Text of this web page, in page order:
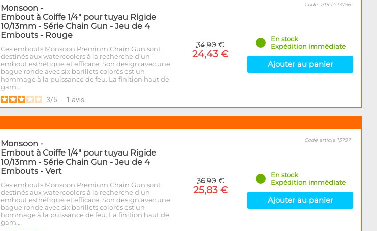
Monsoon -
Embout à Coiffe 1/4" pour tuyau Rigide
10/13mm - Série Chain Gun - Jeu de 4
Embouts - Rouge
Ces embouts Monsoon Premium Chain Gun sont
destinés aux watercoolers à la recherche d'un
embout esthétique et efficace. Son design avec une
bague ronde avec six barillets colorés est un
hommage à la puissance de feu. La finition haut de
gam…
3/5 - 1 avis
34,90 €
24,43 €
Code article 13796
En stock
Expédition immédiate
Ajouter au panier
Monsoon -
Embout à Coiffe 1/4" pour tuyau Rigide
10/13mm - Série Chain Gun - Jeu de 4
Embouts - Vert
Ces embouts Monsoon Premium Chain Gun sont
destinés aux watercoolers à la recherche d'un
embout esthétique et efficace. Son design avec une
bague ronde avec six barillets colorés est un
hommage à la puissance de feu. La finition haut de
gam…
36,90 €
25,83 €
Code article 13797
En stock
Expédition immédiate
Ajouter au panier